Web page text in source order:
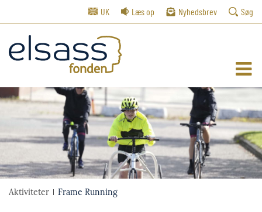
UK Læs op Nyhedsbrev Søg
Aktiviteter Frame Running